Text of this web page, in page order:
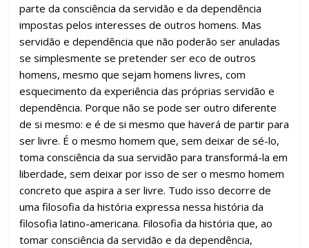
parte da consciência da servidão e da dependência
impostas pelos interesses de outros homens. Mas
servidão e dependência que não poderão ser anuladas
se simplesmente se pretender ser eco de outros
homens, mesmo que sejam homens livres, com
esquecimento da experiência das próprias servidão e
dependência. Porque não se pode ser outro diferente
de si mesmo: e é de si mesmo que haverá de partir para
ser livre. É o mesmo homem que, sem deixar de sé-lo,
toma consciência da sua servidão para transformá-la em
liberdade, sem deixar por isso de ser o mesmo homem
concreto que aspira a ser livre. Tudo isso decorre de
uma filosofia da história expressa nessa história da
filosofia latino-americana. Filosofia da história que, ao
tomar consciência da servidão e da dependência,